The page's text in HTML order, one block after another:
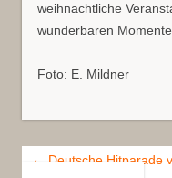
weihnachtliche
wunderbaren
Foto: E. Mildner
Post navigation
← Deutsche Hitparade